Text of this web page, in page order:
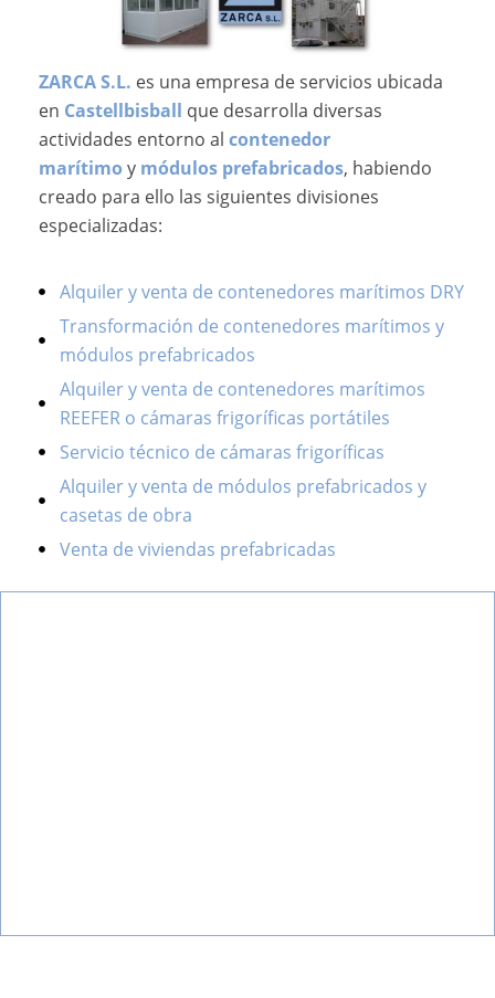
ZARCA S.L. es una empresa de servicios ubicada
en Castellbisball que desarrolla diversas
actividades entorno al contenedor
marítimo y módulos prefabricados, habiendo
creado para ello las siguientes divisiones
especializadas:
Alquiler y venta de contenedores marítimos DRY
Transformación de contenedores marítimos y
módulos prefabricados
Alquiler y venta de contenedores marítimos
REEFER o cámaras frigoríficas portátiles
Servicio técnico de cámaras frigoríficas
Alquiler y venta de módulos prefabricados y
casetas de obra
Venta de viviendas prefabricadas